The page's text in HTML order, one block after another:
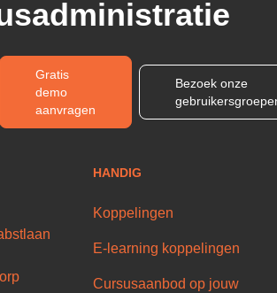
Gratis
demo
aanvragen
Bezoek onze
HANDIG
Koppelingen
E-learning koppelingen
Cursusaanbod op jouw